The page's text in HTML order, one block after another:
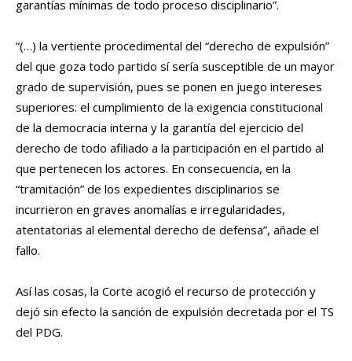
garantías mínimas de todo proceso disciplinario”.
“(…) la vertiente procedimental del “derecho de expulsión”
del que goza todo partido sí sería susceptible de un mayor
grado de supervisión, pues se ponen en juego intereses
superiores: el cumplimiento de la exigencia constitucional
de la democracia interna y la garantía del ejercicio del
derecho de todo afiliado a la participación en el partido al
que pertenecen los actores. En consecuencia, en la
“tramitación” de los expedientes disciplinarios se
incurrieron en graves anomalías e irregularidades,
atentatorias al elemental derecho de defensa”, añade el
fallo.
Así las cosas, la Corte acogió el recurso de protección y
dejó sin efecto la sanción de expulsión decretada por el TS
del PDG.